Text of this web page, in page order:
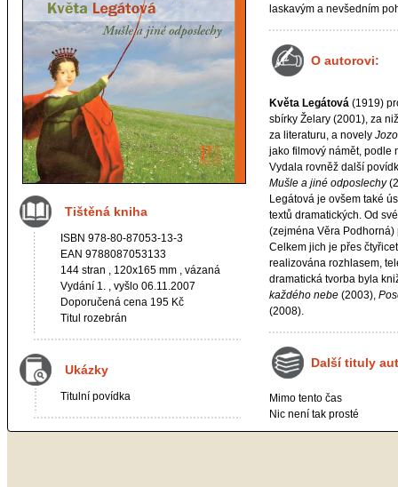
Tištěná kniha
ISBN 978-80-87053-13-3
EAN 9788087053133
144 stran , 120x165 mm , vázaná
Vydání 1. , vyšlo 06.11.2007
Doporučená cena 195 Kč
Titul rozebrán
Ukázky
Titulní povídka
laskavým a nevšedním
O autorovi:
Květa Legátová (1919)
sbírky Želary (2001), za
za literaturu, a novely
jako filmový námět, podle
Vydala rovněž další
Mušle a jiné odposlechy
Legátová je ovšem také
textů dramatických. Od
(zejména Věra
Celkem jich je přes
realizována rozhlasem,
dramatická tvorba byla
každého nebe (2003),
(2008).
Další tituly
Mimo tento čas
Nic není tak prosté